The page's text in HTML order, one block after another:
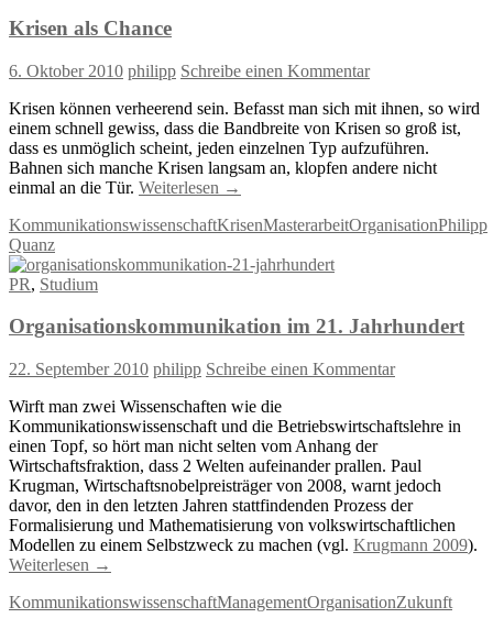
Krisen als Chance
6. Oktober 2010 philipp Schreibe einen Kommentar
Krisen können verheerend sein. Befasst man sich mit ihnen, so wird
einem schnell gewiss, dass die Bandbreite von Krisen so groß ist,
dass es unmöglich scheint, jeden einzelnen Typ aufzuführen.
Bahnen sich manche Krisen langsam an, klopfen andere nicht
einmal an die Tür. Weiterlesen →
KommunikationswissenschaftKrisenMasterarbeitOrganisationPhilipp
Quanz
PR, Studium
Organisationskommunikation im 21. Jahrhundert
22. September 2010 philipp Schreibe einen Kommentar
Wirft man zwei Wissenschaften wie die
Kommunikationswissenschaft und die Betriebswirtschaftslehre in
einen Topf, so hört man nicht selten vom Anhang der
Wirtschaftsfraktion, dass 2 Welten aufeinander prallen. Paul
Krugman, Wirtschaftsnobelpreisträger von 2008, warnt jedoch
davor, den in den letzten Jahren stattfindenden Prozess der
Formalisierung und Mathematisierung von volkswirtschaftlichen
Modellen zu einem Selbstzweck zu machen (vgl. Krugmann 2009).
Weiterlesen →
KommunikationswissenschaftManagementOrganisationZukunft